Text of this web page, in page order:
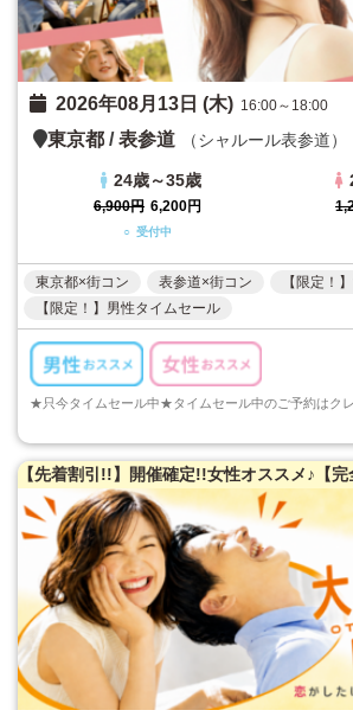
2026年08月13日 (木) 16:00～18:00
東京都 /表参道 （シャルール表参道）
24歳～35歳
6,900円 6,200円
○ 受付中
東京都×街コン 表参道×街コン
【限定！
【限定！】男性タイムセール